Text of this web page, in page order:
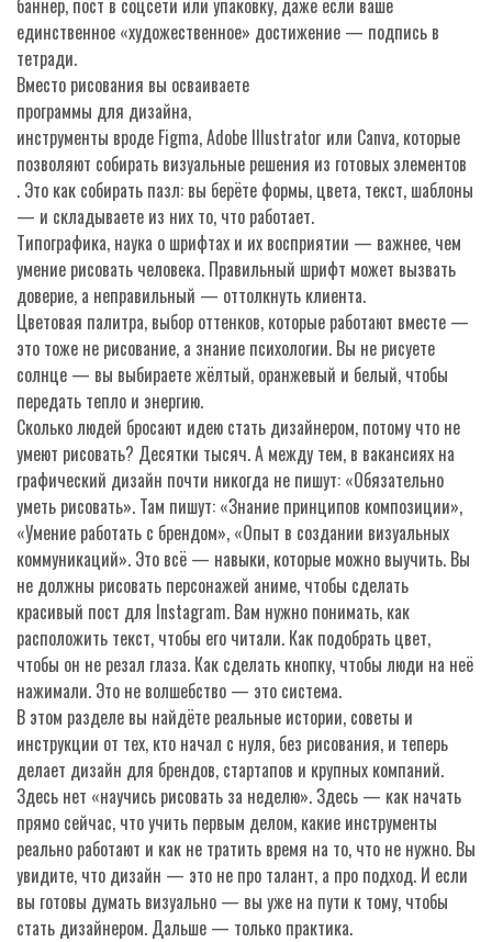
баннер, пост в соцсети или упаковку, даже если ваше
единственное «художественное» достижение — подпись в
тетради.
Вместо рисования вы осваиваете
программы для дизайна,
инструменты вроде Figma, Adobe Illustrator или Canva, которые
позволяют собирать визуальные решения из готовых элементов
. Это как собирать пазл: вы берёте формы, цвета, текст, шаблоны
— и складываете из них то, что работает.
Типографика, наука о шрифтах и их восприятии — важнее, чем
умение рисовать человека. Правильный шрифт может вызвать
доверие, а неправильный — оттолкнуть клиента.
Цветовая палитра, выбор оттенков, которые работают вместе —
это тоже не рисование, а знание психологии. Вы не рисуете
солнце — вы выбираете жёлтый, оранжевый и белый, чтобы
передать тепло и энергию.
Сколько людей бросают идею стать дизайнером, потому что не
умеют рисовать? Десятки тысяч. А между тем, в вакансиях на
графический дизайн почти никогда не пишут: «Обязательно
уметь рисовать». Там пишут: «Знание принципов композиции»,
«Умение работать с брендом», «Опыт в создании визуальных
коммуникаций». Это всё — навыки, которые можно выучить. Вы
не должны рисовать персонажей аниме, чтобы сделать
красивый пост для Instagram. Вам нужно понимать, как
расположить текст, чтобы его читали. Как подобрать цвет,
чтобы он не резал глаза. Как сделать кнопку, чтобы люди на неё
нажимали. Это не волшебство — это система.
В этом разделе вы найдёте реальные истории, советы и
инструкции от тех, кто начал с нуля, без рисования, и теперь
делает дизайн для брендов, стартапов и крупных компаний.
Здесь нет «научись рисовать за неделю». Здесь — как начать
прямо сейчас, что учить первым делом, какие инструменты
реально работают и как не тратить время на то, что не нужно. Вы
увидите, что дизайн — это не про талант, а про подход. И если
вы готовы думать визуально — вы уже на пути к тому, чтобы
стать дизайнером. Дальше — только практика.